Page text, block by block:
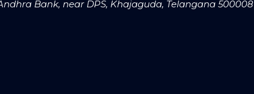
Bank, near DPS, Khajaguda, Telangana 500008